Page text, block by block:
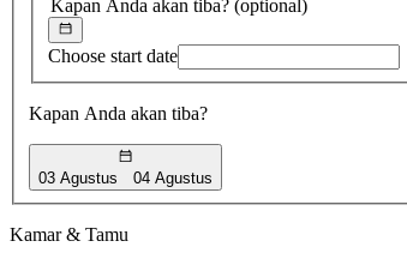
Kapan Anda akan tiba? (optional)
Choose start date
Kapan Anda akan tiba?
03 Agustus 04 Agustus
Kamar & Tamu